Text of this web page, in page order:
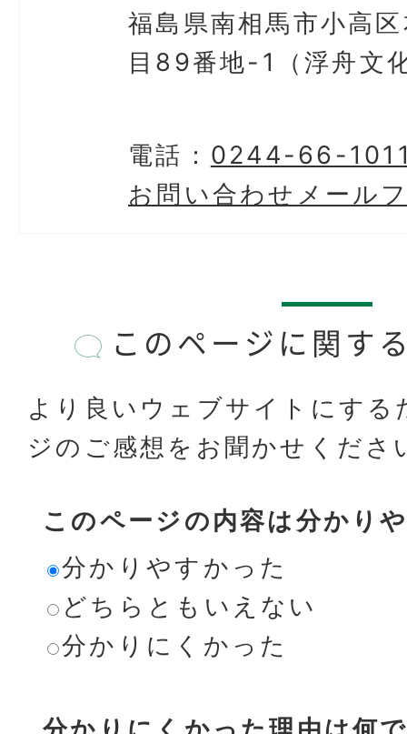
福島県南相馬市小高
目89番地-1（浮舟文
電話： 0244-66-
お問い合わせメール
このページに関す
より良いウェブサイトにする
ジのご感想をお聞かせくださ
このページの内容は分かり
分かりやすかった
どちらともいえない
分かりにくかった